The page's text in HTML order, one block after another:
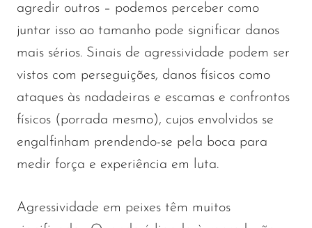
agredir outros – podemos perceber como
juntar isso ao tamanho pode significar danos
mais sérios. Sinais de agressividade podem ser
vistos com perseguições, danos físicos como
ataques às nadadeiras e escamas e confrontos
físicos (porrada mesmo), cujos envolvidos se
engalfinham prendendo-se pela boca para
medir força e experiência em luta.
Agressividade em peixes têm muitos